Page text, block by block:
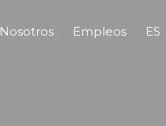
Nosotros Empleos ES